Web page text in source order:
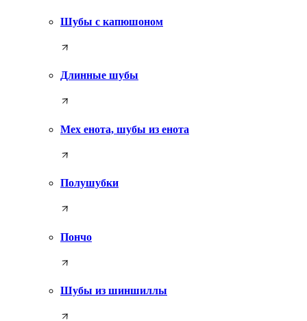
Шубы с капюшоном
Длинные шубы
Мех енота, шубы из енота
Полушубки
Пончо
Шубы из шиншиллы